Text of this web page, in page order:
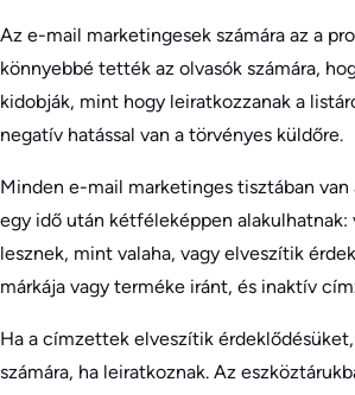
Az e-mail marketingesek számára az a
könnyebbé tették az olvasók számára,
kidobják, mint hogy leiratkozzanak a
negatív hatással van a törvényes küldőre.
Minden e-mail marketinges tisztában
egy idő után kétféleképpen alakulhatnak:
lesznek, mint valaha, vagy elveszítik
márkája vagy terméke iránt, és inaktív
Ha a címzettek elveszítik érdeklődésüket,
számára, ha leiratkoznak. Az